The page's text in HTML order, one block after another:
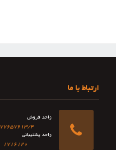
ارتباط با ما
واحد فروش
77657613/4
واحد پشتیبانی
1716120